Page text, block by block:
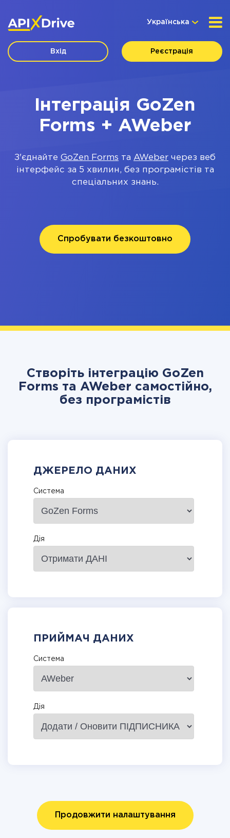
Українська
Вхід Реєстрація
Інтеграція GoZen
Forms + AWeber
З'єднайте GoZen Forms та AWeber через веб
інтерфейс за 5 хвилин, без програмістів та
спеціальних знань.
Спробувати безкоштовно
Створіть інтеграцію GoZen
Forms та AWeber самостійно,
без програмістів
ДЖЕРЕЛО ДАНИХ
Система
Дія
ПРИЙМАЧ ДАНИХ
Система
Дія
Продовжити налаштування